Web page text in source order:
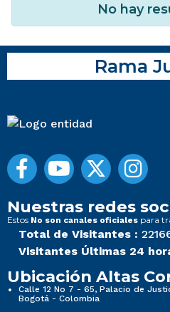
No hay
Rama
Nuestras redes
Estos No son canales oficiales para
Total de Visitantes :
Visitantes Últimas 24
Ubicación Altas
Calle 12 No 7 - 65, Palacio de
Bogotá - Colombia